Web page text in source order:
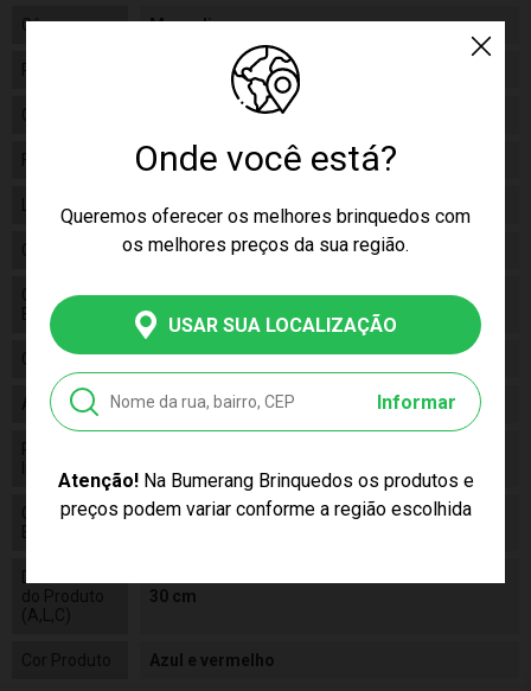
Onde você está?
Queremos oferecer os melhores brinquedos com
os melhores preços da sua região.
USAR SUA LOCALIZAÇÃO
Informar
Atenção!Na Bumerang Brinquedos os produtos e
preços podem variar conforme a região escolhida
Gênero Masculino
Personagem Homem Aranha
Categoria
Fabricante Hasbro
Brinquedo
Código E73335B00
Código de
Barras
Composição Plástico
Alimentação N/a
Pilhas
Conteúdo da
Embalagem
Dimensões
do Produto
(A,L,C)
30 cm
Cor Produto Azul e vermelho